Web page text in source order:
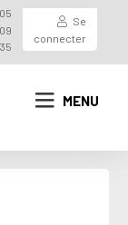
05
Se
connecter
MENU